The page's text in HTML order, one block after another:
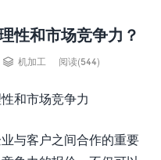
性和市场竞争力？
 机加工 阅读(544)
和市场竞争力
与客户之间合作的重要